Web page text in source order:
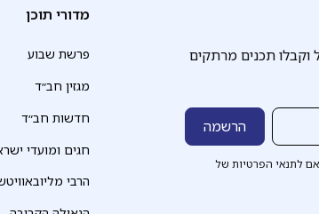
תכנים מרתקים
לתנאי הפרטיות של
מדורי תוכן
פרשת שבוע
מגזין חב״ד
חדשות חב״ד
חגים ומועדי
הרבי